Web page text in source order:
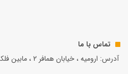
تماس با ما
آدرس: ارومیه ، خیابان همافر 2 ، مابين فلكه نه پله و کسری